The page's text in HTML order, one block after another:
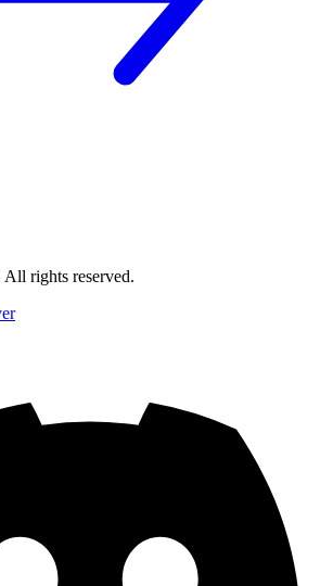
rights reserved.